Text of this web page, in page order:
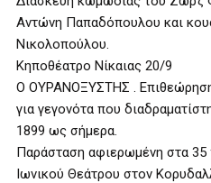
Αντώνη Παπαδόπουλου και
Νικολοπούλου.
Κηποθέατρο Νίκαιας 20/9
Ο ΟΥΡΑΝΟΞΥΣΤΗΣ .
για γεγονότα που
1899 ως σήμερα.
Παράσταση αφιερωμένη στα 35
Ιωνικού Θεάτρου στον